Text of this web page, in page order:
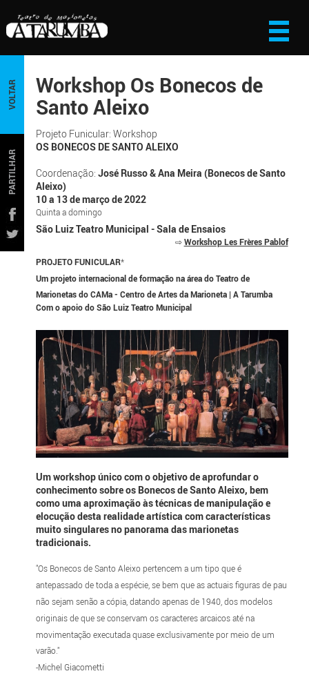
VOLTAR
PARTILHAR
Workshop Os Bonecos de
Santo Aleixo
Projeto Funicular: Workshop
OS BONECOS DE SANTO ALEIXO
Coordenação: José Russo & Ana Meira (Bonecos de Santo
Aleixo)
10 a 13 de março de 2022
Quinta a domingo
São Luiz Teatro Municipal - Sala de Ensaios
⇨Workshop Les Frères Pablof
PROJETO FUNICULAR*
Um projeto internacional de formação na área do Teatro de
Marionetas do CAMa - Centro de Artes da Marioneta | A Tarumba
Com o apoio do São Luiz Teatro Municipal
Um workshop único com o objetivo de aprofundar o
conhecimento sobre os Bonecos de Santo Aleixo, bem
como uma aproximação às técnicas de manipulação e
elocução desta realidade artística com características
muito singulares no panorama das marionetas
tradicionais.
"Os Bonecos de Santo Aleixo pertencem a um tipo que é
antepassado de toda a espécie, se bem que as actuais figuras de pau
não sejam senão a cópia, datando apenas de 1940, dos modelos
originais de que se conservam os caracteres arcaicos até na
movimentação executada quase exclusivamente por meio de um
varão."
-Michel Giacometti